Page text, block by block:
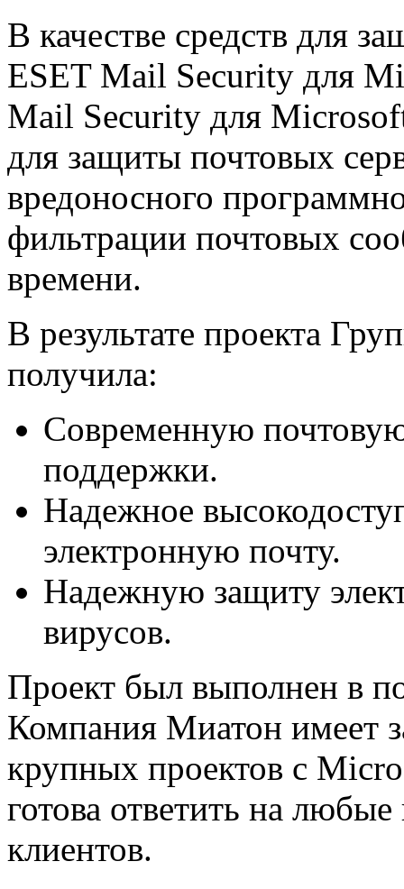
В качестве средств для
ESET Mail Security для
Mail Security для
для защиты почтовых
вредоносного
фильтрации почтовых
времени.
В результате проекта
получила:
Современную
поддержки.
Надежное
электронную почту.
Надежную защиту
вирусов.
Проект был выполнен в
Компания Миатон имеет
крупных проектов с
готова ответить на
клиентов.